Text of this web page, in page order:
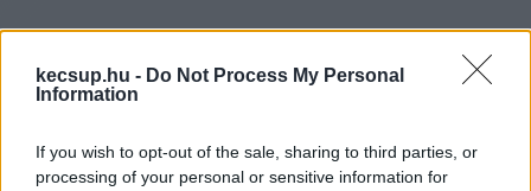
kecsup.hu - Do Not Process My Personal
Information
If you wish to opt-out of the sale, sharing to third parties, or
processing of your personal or sensitive information for